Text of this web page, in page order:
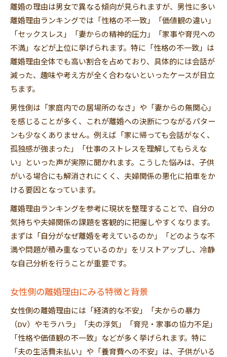
離婚の理由は男女で異なる傾向が見られますが、男性に多い
離婚理由ランキングでは「性格の不一致」「価値観の違い」
「セックスレス」「妻からの精神的圧力」「家事や育児への
不満」などが上位に挙げられます。特に「性格の不一致」は
離婚理由全体でも高い割合を占めており、具体的には会話が
減った、趣味や考え方が全く合わないといったケースが目立
ちます。
男性側は「家庭内での居場所のなさ」や「妻からの無関心」
を感じることが多く、これが離婚への決断につながるパター
ンも少なくありません。例えば「家に帰っても会話がなく、
孤独感が強まった」「仕事のストレスを理解してもらえな
い」といった声が実際に聞かれます。こうした悩みは、子供
がいる場合にも解消されにくく、夫婦関係の悪化に拍車をか
ける要因となっています。
離婚理由ランキングを参考に現状を整理することで、自分の
気持ちや夫婦関係の課題を客観的に把握しやすくなります。
まずは「自分がなぜ離婚を考えているのか」「どのような不
満や問題が積み重なっているのか」をリストアップし、冷静
な自己分析を行うことが重要です。
女性側の離婚理由にみる特徴と背景
女性側の離婚理由には「経済的な不安」「夫からの暴力
（DV）やモラハラ」「夫の浮気」「育児・家事の協力不足」
「性格や価値観の不一致」などが多く挙げられます。特に
「夫の生活費未払い」や「養育費への不安」は、子供がいる